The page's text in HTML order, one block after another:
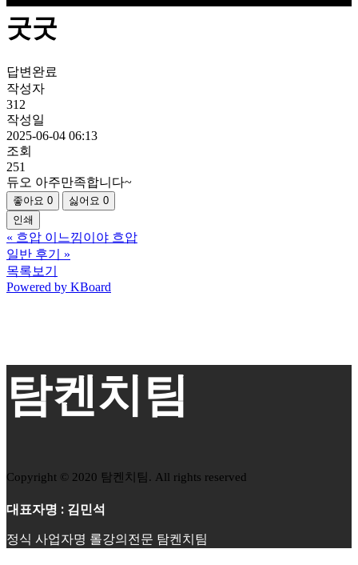
굿굿
답변완료
작성자
312
작성일
2025-06-04 06:13
조회
251
듀오 아주만족합니다~
좋아요 0 싫어요 0
인쇄
« 흐압 이느낌이야 흐압
일반 후기
»
목록보기
Powered by KBoard
탐켄치팀
Copyright © 2020 탐켄치팀. All rights reserved
대표자명 : 김민석
정식 사업자명 롤강의전문 탐켄치팀